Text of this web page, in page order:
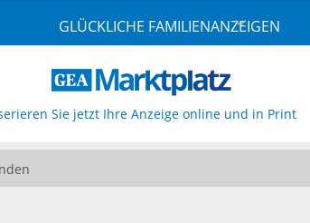
GLÜCKLICHE FAMILIENANZEIGEN
Sie jetzt Ihre Anzeige online und in Print